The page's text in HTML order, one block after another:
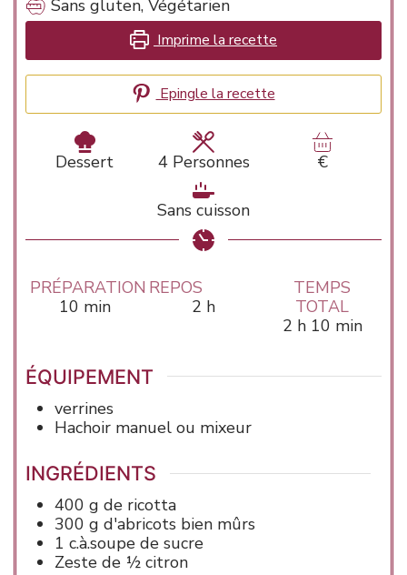
Sans gluten, Végétarien
Imprime la recette
Epingle la recette
Dessert 4 Personnes €
Sans cuisson
PRÉPARATION
10minutes
min
REPOS
2 heures
h
TEMPS
TOTAL
2heures
h 10minutes
min
ÉQUIPEMENT
verrines
Hachoir manuel ou mixeur
INGRÉDIENTS
400 g de ricotta
300 g d'abricots bien mûrs
1 c.à.soupe de sucre
Zeste de ½ citron